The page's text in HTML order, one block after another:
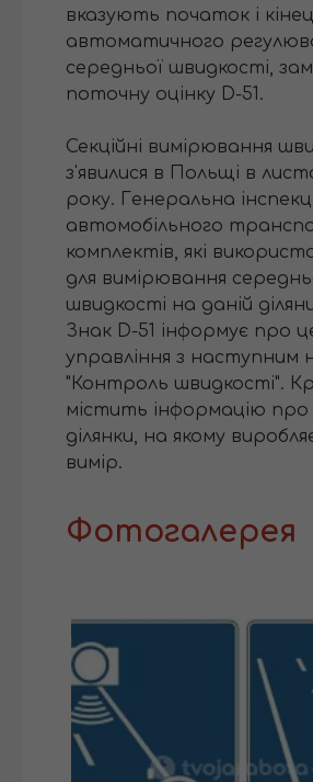
вказують початок і
автоматичного
середньої швидкості,
поточну оцінку D-51.
Секційні вимірювання
з'явилися в Польщі в
року. Генеральна
автомобільного
комплектів, які
для вимірювання
швидкості на даній
Знак D-51 інформує про
управління з наступним
"Контроль швидкості".
містить інформацію
ділянки, на якому
вимір.
Фотогалерея